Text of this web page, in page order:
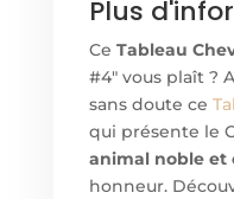
Plus
Ce Tableau
#4" vous plaît ?
sans doute ce
qui présente le
animal noble et
honneur.